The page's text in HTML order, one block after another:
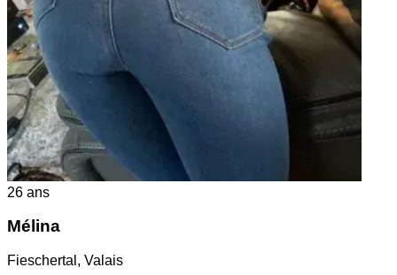
26 ans
Mélina
Fieschertal , Valais